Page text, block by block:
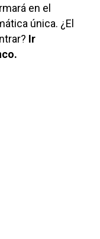
en el
única. ¿El
Ir